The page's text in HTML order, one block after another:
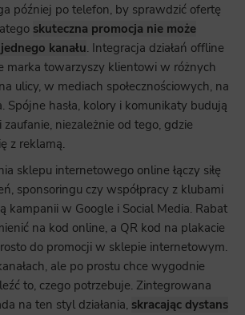
później po telefon, by sprawdzić ofertę
skuteczna promocja nie może
kanału. Integracja działań offline
marka towarzyszy klientowi w różnych
ulicy, w mediach społecznościowych, na
Spójne hasła, kolory i komunikaty budują
niezależnie od tego, gdzie
z reklamą.
sklepu internetowego online łączy siłę
sponsoringu czy współpracy z klubami
kampanii w Google i Social Media. Rabat
na kod online, a QR kod na plakacie
do promocji w sklepie internetowym.
ale po prostu chce wygodnie
to, czego potrzebuje. Zintegrowana
na ten styl działania, skracając dystans